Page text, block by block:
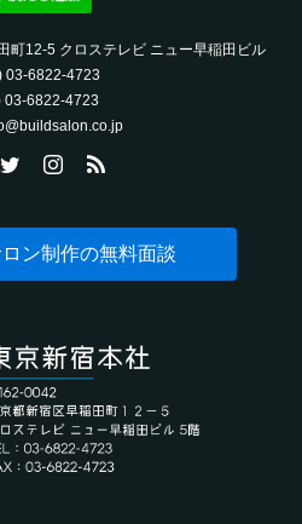
町12-5 クロステレビ ニュー早稲田ビル
03-6822-4723‬
03-6822-4723‬
ン制作の無料面談